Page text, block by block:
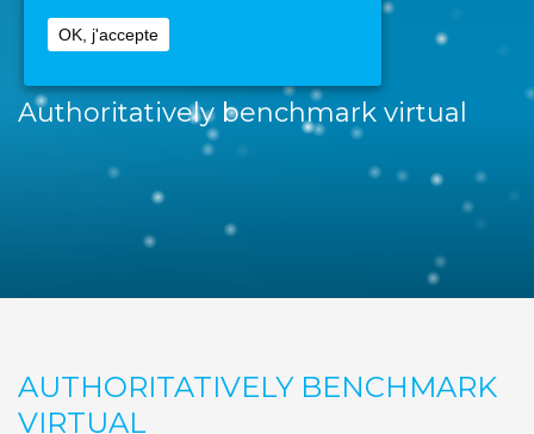
AUTHORITATIVELY BENCHMARK VIRTUAL
Authoritatively benchmark virtual
AUTHORITATIVELY BENCHMARK
VIRTUAL
OK, j'accepte